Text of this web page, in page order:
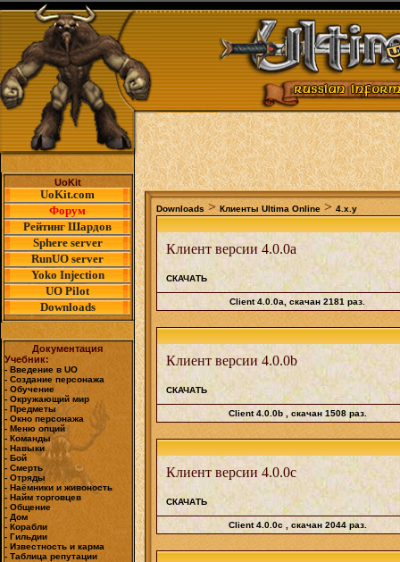
UoKit
UoKit.com
Форум
Рейтинг Шардов
Sphere server
RunUO server
Yoko Injection
UO Pilot
Downloads
Документация
Учебник:
- Введение в UO
- Создание персонажа
- Обучение
- Окружающий мир
- Предметы
- Окно персонажа
- Меню опций
- Команды
- Навыки
- Бой
- Смерть
- Отряды
- Наёмники и живоность
- Найм торговцев
- Общение
- Дом
- Корабли
- Гильдии
- Известность и карма
- Таблица репутации
Downloads > Клиенты Ultima Online> 4.х.у
Клиент версии 4.0.0a
СКАЧАТЬ
Client 4.0.0a , скачан 2181 раз.
Клиент версии 4.0.0b
СКАЧАТЬ
Client 4.0.0b , скачан 1508 раз.
Клиент версии 4.0.0c
СКАЧАТЬ
Client 4.0.0c , скачан 2044 раз.